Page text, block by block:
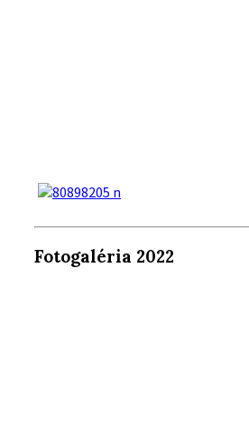
Fotogaléria 2022